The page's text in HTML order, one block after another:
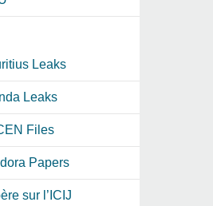
Leaks
Leaks
Files
Papers
sur l’ICIJ